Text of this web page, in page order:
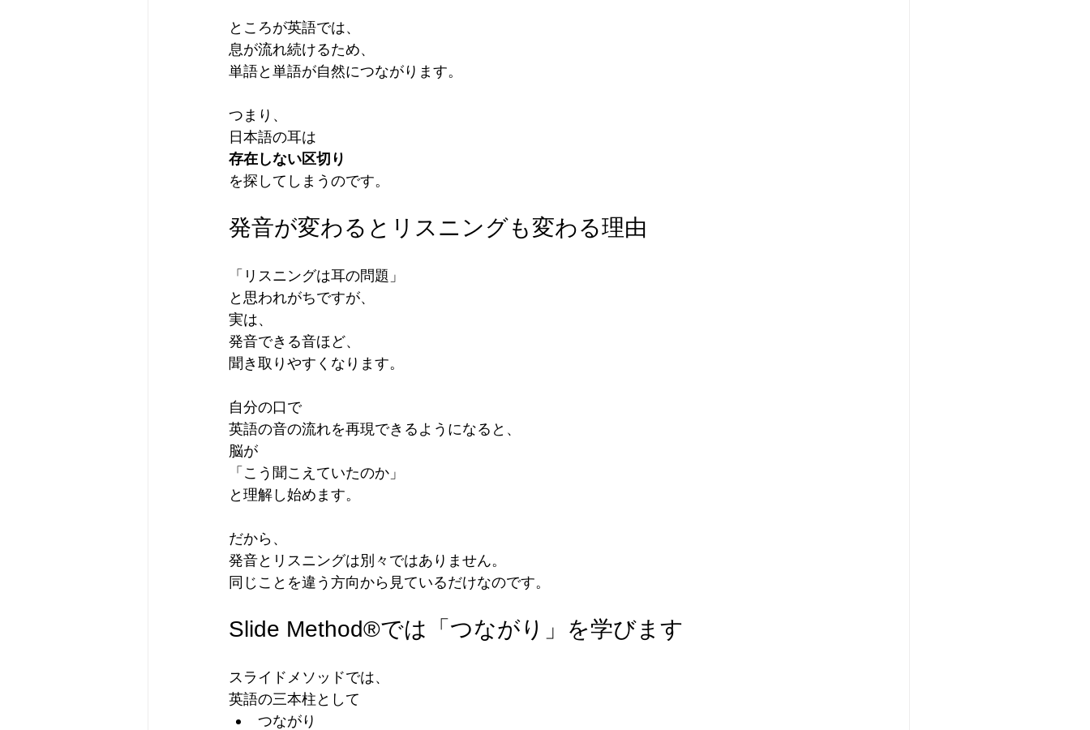
ところが英語では、
息が流れ続けるため、
単語と単語が自然につながります。
つまり、
日本語の耳は
存在しない区切り
を探してしまうのです。
発音が変わるとリスニングも変わる理由
「リスニングは耳の問題」
と思われがちですが、
実は、
発音できる音ほど、
聞き取りやすくなります。
自分の口で
英語の音の流れを再現できるようになると、
脳が
「こう聞こえていたのか」
と理解し始めます。
だから、
発音とリスニングは別々ではありません。
同じことを違う方向から見ているだけなのです。
Slide Method®では「つながり」を学びます
スライドメソッドでは、
英語の三本柱として
つながり